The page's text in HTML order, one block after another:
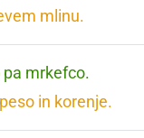
mlinu.
mrkefco.
in korenje.